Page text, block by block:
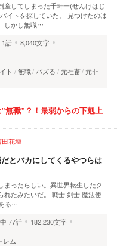
産してしまった千軒一(せんけはじ
イトを探していた。 見つけたのは
しかし無職…
1話
8,040文字
ト 無職 バズる 元社畜 元非
無職"？！最弱からの下剋上
田花壇
とバカにしてくるやつらは
ったらしい。異世界転生したク
れたみたいだ。 戦士 剣士 魔法使
る…
77話
182,230文字
レム